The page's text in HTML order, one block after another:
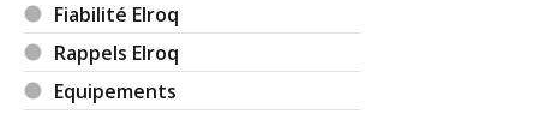
Fiabilité Elroq
Rappels Elroq
Equipements